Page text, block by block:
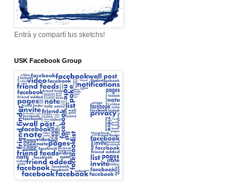
Entrá y compartí tus sketchs!
USK Facebook Group